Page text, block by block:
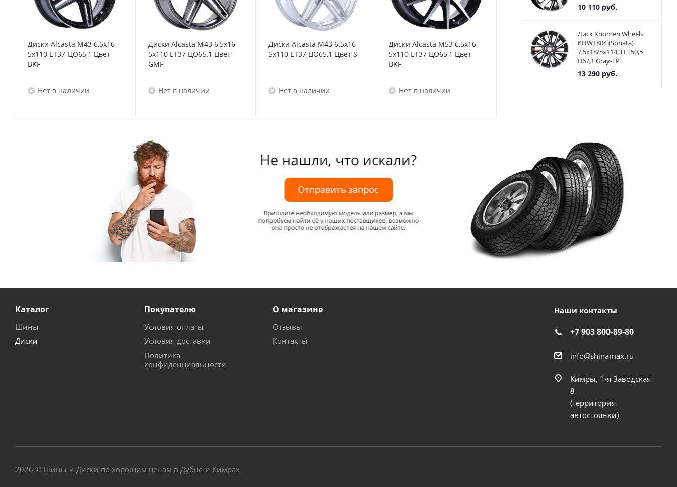
Диски Alcasta M43 6,5x16
5x110 ET37 ЦО65,1 Цвет
BKF
Нет в наличии
Диски Alcasta M43 6,5x16
5x110 ET37 ЦО65,1 Цвет
GMF
Нет в наличии
Диски Alcasta M43 6,5x16
5x110 ET37 ЦО65,1 Цвет S
Нет в наличии
Диски Alcasta M53 6,5x16
5x110 ET37 ЦО65,1 Цвет
BKF
Нет в наличии
Диски Alcasta M53 6,5x16
5x110 ET37 ЦО65,1 Цвет
Диски
5x110 ET37
10 110руб.
Диск Khomen Wheels
KHW1804 (Sonata)
7,5x18/5x114,3 ET50,5
D67,1 Gray-FP
13 290руб.
Каталог
Шины
Диски
Покупателю
Условия оплаты
Условия доставки
Политика
конфиденциальности
О магазине
Отзывы
Контакты
Наши контакты
+7 903 800-89-80
info@shinamax.ru
Кимры, 1-я Заводская
8
(территория
автостоянки)
2026 © Шины и Диски по хорошим ценам в Дубне и Кимрах